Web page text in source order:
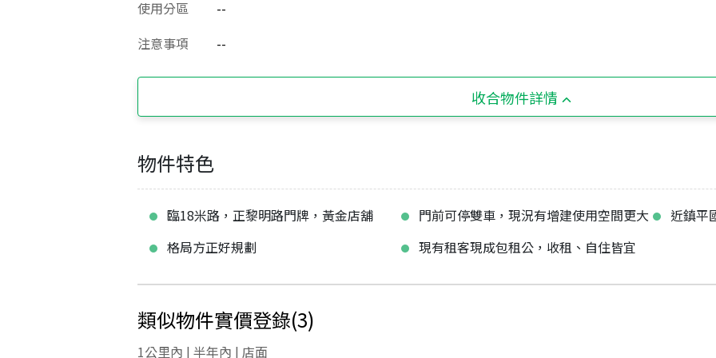
使用分區
--
注意事項
--
收合物件詳情
物件特色
臨18米路，正黎明路門牌，黃金店舖 門前可停雙車，現況有增建使用空間更大
近鎮平
格局方正好規劃
現有租客現成包租公，收租、自住皆宜
類似物件實價登錄(3)
1公里內 | 半年內 | 店面